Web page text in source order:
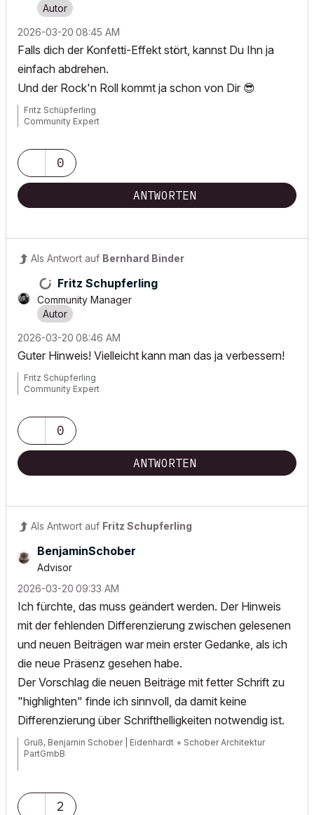
‎2026-03-20 08:45 AM
Falls dich der Konfetti-Effekt stört, kannst Du Ihn ja
einfach abdrehen.
Und der Rock'n Roll kommt ja schon von Dir 😎
Fritz Schüpferling
Community Expert
0
ANTWORTEN
Als Antwort auf Bernhard Binder
Fritz Schupferling
Community Manager
‎2026-03-20 08:46 AM
Guter Hinweis! Vielleicht kann man das ja verbessern!
Fritz Schüpferling
Community Expert
0
ANTWORTEN
Als Antwort auf Fritz Schupferling
BenjaminSchober
Advisor
‎2026-03-20 09:33 AM
Ich fürchte, das muss geändert werden. Der Hinweis
mit der fehlenden Differenzierung zwischen gelesenen
und neuen Beiträgen war mein erster Gedanke, als ich
die neue Präsenz gesehen habe.
Der Vorschlag die neuen Beiträge mit fetter Schrift zu
"highlighten" finde ich sinnvoll, da damit keine
Differenzierung über Schrifthelligkeiten notwendig ist.
Gruß, Benjamin Schober | Eidenhardt + Schober Architektur
PartGmbB
2